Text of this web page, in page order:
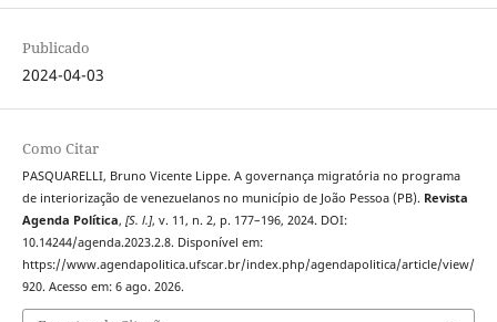
Publicado
2024-04-03
Como Citar
PASQUARELLI, Bruno Vicente Lippe. A governança migratória no programa
de interiorização de venezuelanos no município de João Pessoa (PB). Revista
Agenda Política, [S. l.], v. 11, n. 2, p. 177–196, 2024. DOI:
10.14244/agenda.2023.2.8. Disponível em:
https://www.agendapolitica.ufscar.br/index.php/agendapolitica/article/view/
920. Acesso em: 6 ago. 2026.